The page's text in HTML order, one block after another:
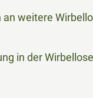
an weitere
in der